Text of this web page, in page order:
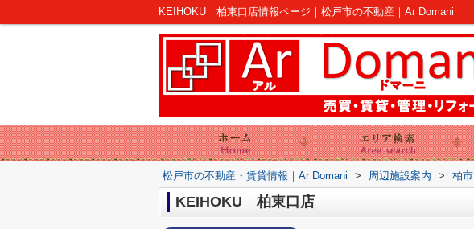
KEIHOKU 柏東口店情報ページ｜松戸市の不動産｜Ar Domani
松戸市の不動産・賃貸情報｜Ar Domani > 周辺施設案内 > 柏市
KEIHOKU 柏東口店